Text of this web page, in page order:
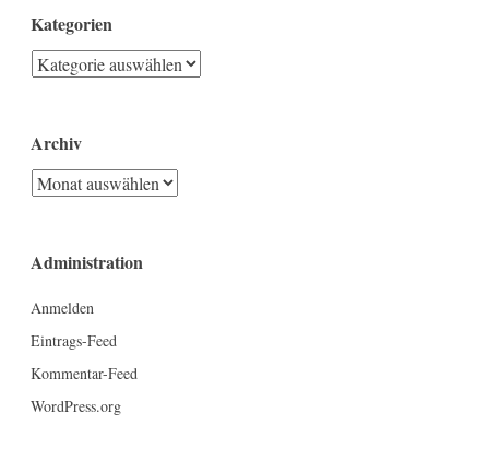
Kategorien
Kategorien
Archiv
Archiv
Administration
Anmelden
Eintrags-Feed
Kommentar-Feed
WordPress.org